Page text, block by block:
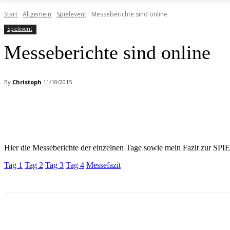
Start Allgemein Spielevent Messeberichte sind online
Spielevent
Messeberichte sind online
By Christoph 11/10/2015
Hier die Messeberichte der einzelnen Tage sowie mein Fazit zur
Tag 1 Tag 2 Tag 3 Tag 4 Messefazit